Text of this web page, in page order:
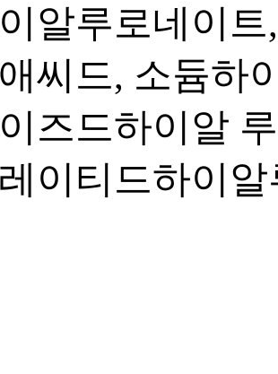
알루로네이
씨드, 소듐하
즈드하이알
이티드하이